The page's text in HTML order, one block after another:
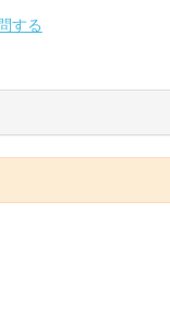
する